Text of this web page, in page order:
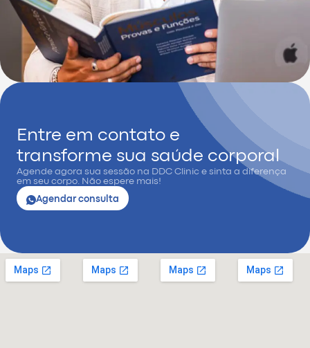
Entre em contato e
transforme sua saúde corporal
Agende agora sua sessão na DDC Clinic e sinta a diferença
em seu corpo. Não espere mais!
Agendar consulta